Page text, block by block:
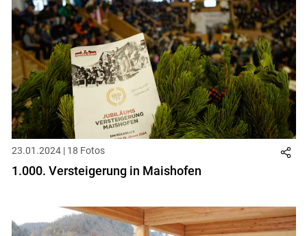
23.01.2024 | 18 Fotos
1.000. Versteigerung in Maishofen